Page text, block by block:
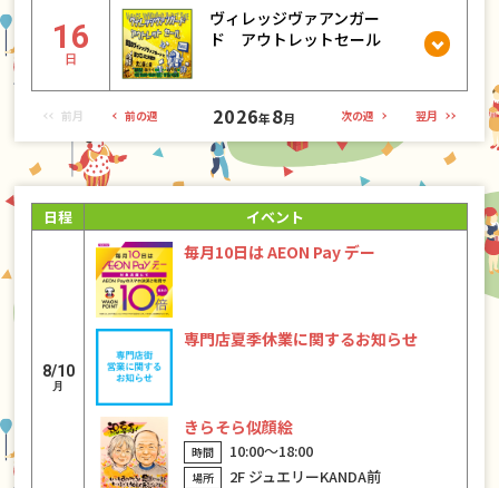
16
日
ヴィレッジヴァアンガー
ド アウトレットセール
前月 前の週 2026年8月 次の週 翌月
日程 イベント
8/10
月
毎月10日は AEON Pay デー
専門店夏季休業に関するお知らせ
きらそら似顔絵
10:00〜18:00
2F ジュエリーKANDA前